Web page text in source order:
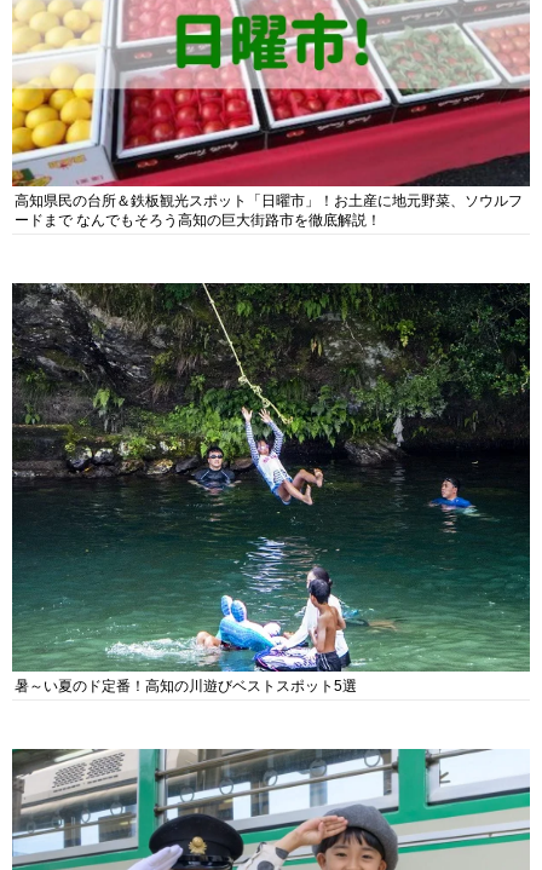
高知県民の台所＆鉄板観光スポット「日曜市」！お土産に地元野菜、ソウルフ
ードまで なんでもそろう高知の巨大街路市を徹底解説！
暑～い夏のド定番！高知の川遊びベストスポット5選